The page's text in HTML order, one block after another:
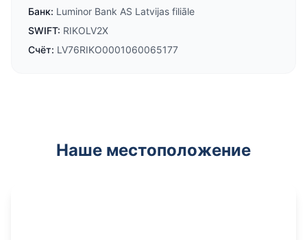
Банк: Luminor Bank AS Latvijas filiāle
SWIFT: RIKOLV2X
Счёт: LV76RIKO0001060065177
Наше местоположение